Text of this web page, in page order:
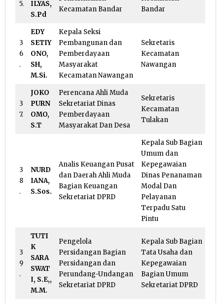
5.
ILYAS,
S.Pd
Kecamatan Bandar
Bandar
3
6
.
EDY
SETIY
ONO,
SH,
M.Si.
Kepala Seksi
Pembangunan dan
Pemberdayaan
Masyarakat
Kecamatan Nawangan
Sekretaris
Kecamatan
Nawangan
3
7.
JOKO
PURN
OMO,
S.T
Perencana Ahli Muda
Sekretariat Dinas
Pemberdayaan
Masyarakat Dan Desa
Sekretaris
Kecamatan
Tulakan
3
8
.
NURD
IANA,
S.Sos.
Analis Keuangan Pusat
dan Daerah Ahli Muda
Bagian Keuangan
Sekretariat DPRD
Kepala Sub Bagian
Umum dan
Kepegawaian
Dinas Penanaman
Modal Dan
Pelayanan
Terpadu Satu
Pintu
3
9
.
TUTI
K
SARA
SWAT
I, S.E,,
M.M.
Pengelola
Persidangan Bagian
Persidangan dan
Perundang-Undangan
Sekretariat DPRD
Kepala Sub Bagian
Tata Usaha dan
Kepegawaian
Bagian Umum
Sekretariat DPRD